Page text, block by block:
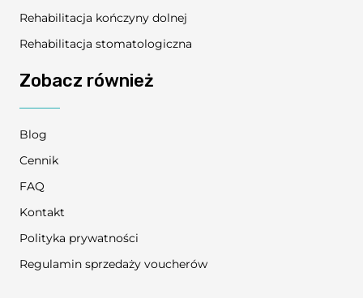
Rehabilitacja kończyny dolnej
Rehabilitacja stomatologiczna
Zobacz również
Blog
Cennik
FAQ
Kontakt
Polityka prywatności
Regulamin sprzedaży voucherów